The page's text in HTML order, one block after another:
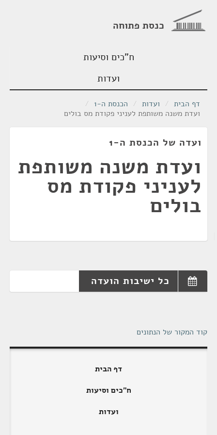
כנסת פתוחה
ח"כים וסיעות
ועדות
דף הבית / ועדות / הכנסת ה-1
/
ועדת משנה משותפת לעניני פקודת מס בולים
ועדה של הכנסת ה-1
ועדת משנה משותפת
לעניני פקודת מס
בולים
כל ישיבות הועדה
קוד המקור של הנתונים
דף הבית
ח"כים וסיעות
ועדות